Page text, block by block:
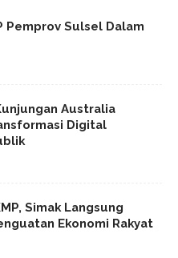
Pemprov Sulsel Dalam
Australia
Digital
Simak Langsung
Ekonomi Rakyat